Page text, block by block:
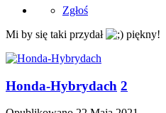
Zgłoś
Mi by się taki przydał
piękny!
Honda-Hybrydach 2